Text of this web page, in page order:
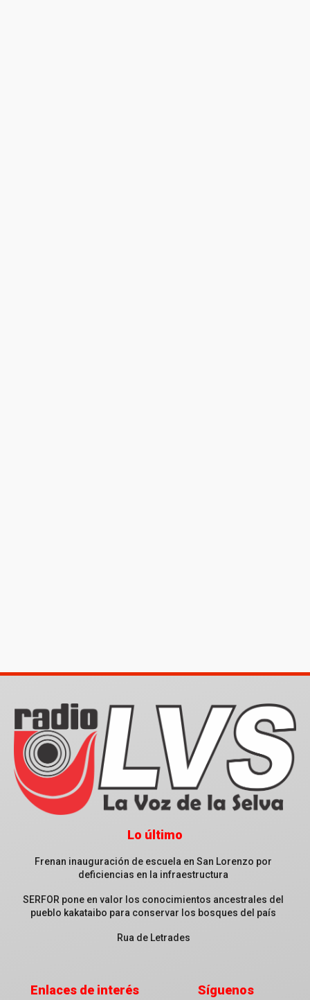
Lo último
Frenan inauguración de escuela en San Lorenzo por
deficiencias en la infraestructura
SERFOR pone en valor los conocimientos ancestrales del
pueblo kakataibo para conservar los bosques del país
Rua de Letrades
Enlaces de interés Síguenos